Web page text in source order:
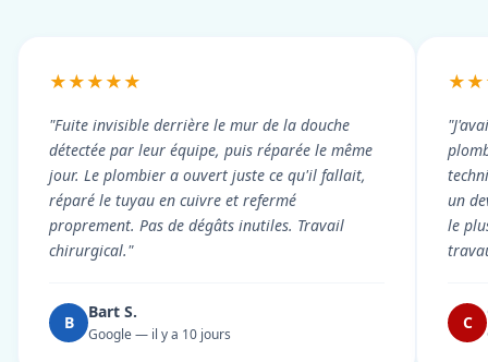
★★★★★
"Fuite invisible derrière le mur de la douche
détectée par leur équipe, puis réparée le même
jour. Le plombier a ouvert juste ce qu'il fallait,
réparé le tuyau en cuivre et refermé
proprement. Pas de dégâts inutiles. Travail
chirurgical."
B
Bart S.
Google — il y a 10 jours
un
le
C